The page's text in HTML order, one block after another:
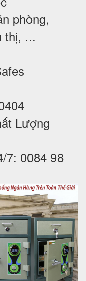
phòng,
thị, ...
Lượng
7: 0084 98